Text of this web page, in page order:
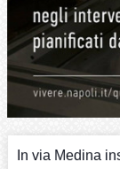
In via Medina